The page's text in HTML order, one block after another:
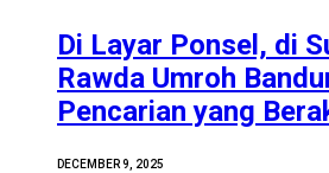
Di Layar Ponsel, di
Rawda Umroh
Pencarian yang
DECEMBER 9, 2025